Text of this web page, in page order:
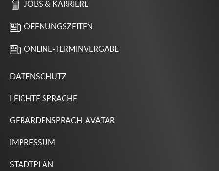
JOBS & KARRIERE
ÖFFNUNGSZEITEN
ONLINE-TERMINVERGABE
DATENSCHUTZ
LEICHTE SPRACHE
GEBÄRDENSPRACH-AVATAR
IMPRESSUM
STADTPLAN